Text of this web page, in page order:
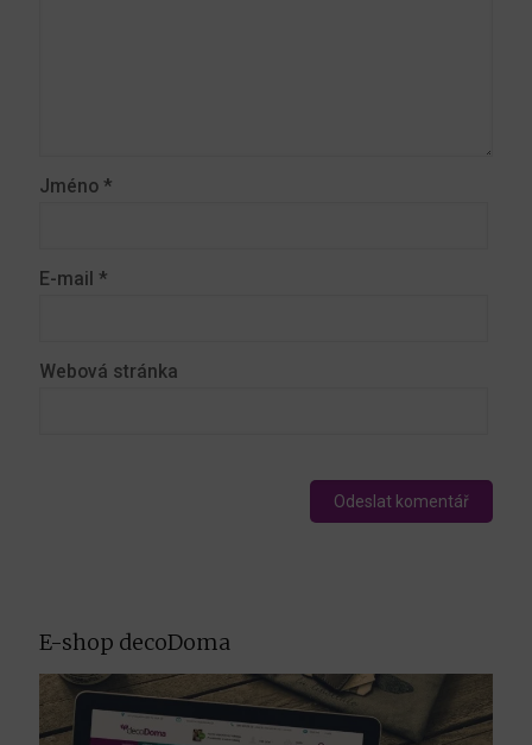
Jméno *
E-mail *
Webová stránka
E-shop decoDoma